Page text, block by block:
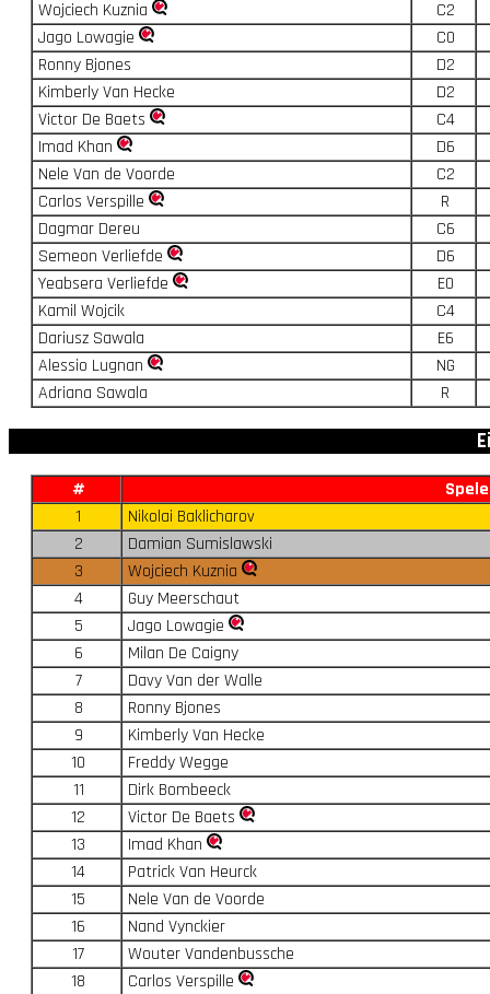
Wojciech Kuznia
C2
Jago Lowagie
C0
Ronny Bjones
D2
Kimberly Van Hecke
D2
Victor De Baets
C4
Imad Khan
D6
Nele Van de Voorde
C2
Carlos Verspille
R
Dagmar Dereu
C6
Semeon Verliefde
D6
Yeabsera Verliefde
E0
Kamil Wojcik
C4
Dariusz Sawala
E6
Alessio Lugnan
NG
Adriana Sawala
R
#
1
Nikolai Baklicharov
2
Damian Sumislawski
3
Wojciech Kuznia
4
Guy Meerschaut
5
Jago Lowagie
6
Milan De Caigny
7
Davy Van der Walle
8
Ronny Bjones
9
Kimberly Van Hecke
10
Freddy Wegge
11
Dirk Bombeeck
12
Victor De Baets
13
Imad Khan
14
Patrick Van Heurck
15
Nele Van de Voorde
16
Nand Vynckier
17
Wouter Vandenbussche
18
Carlos Verspille